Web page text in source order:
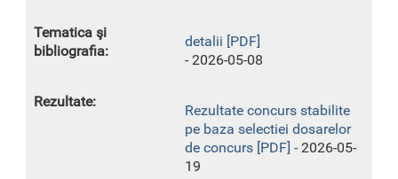
detalii [PDF]
- 2026-05-08
Rezultate concurs stabilite
pe baza selectiei dosarelor
de concurs [PDF] - 2026-05-
19